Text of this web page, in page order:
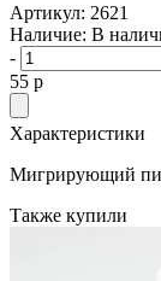
Артикул: 2621
Наличие: В
-
55 p
Характеристики
Мигрирующий
Также купили